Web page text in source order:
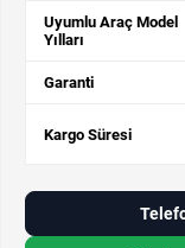
Uyumlu Araç Model
Yılları
Garanti
Kargo Süresi